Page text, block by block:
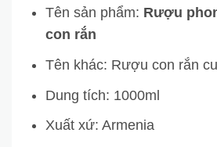
Tên sản phẩm: Rượu
con rắn
Tên khác: Rượu con rắn
Dung tích: 1000ml
Xuất xứ: Armenia